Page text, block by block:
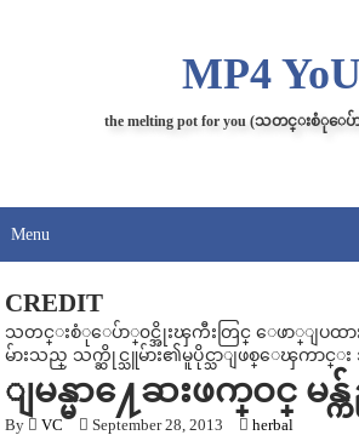
MP4 YoU
the melting pot for you (သတင္းစံုေ
CREDIT
သတင္းစံုေပ်ာ္၀င္အိုးၾကီးတြင္ ေဖာ္ျပထ
မ်ားသည္ သက္ဆိုင္သူမ်ား၏မူပိုင္သာျဖစ္ေၾကာင္
ျမန္မာ႔ေဆးဖက္ဝင္ မ
By VC September 28, 2013 herbal